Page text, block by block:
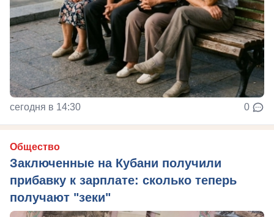
сегодня в 14:30 0
Общество
Заключенные на Кубани получили
прибавку к зарплате: сколько теперь
получают "зеки"